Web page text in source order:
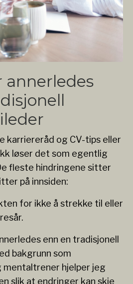
annerledes
karriereråd og CV-tips eller
løser det som egentlig
fleste hindringene sitter
på innsiden:
for ikke å strekke til eller
enn en tradisjonell
bakgrunn som
hjelper jeg
slik at endringer kan skje